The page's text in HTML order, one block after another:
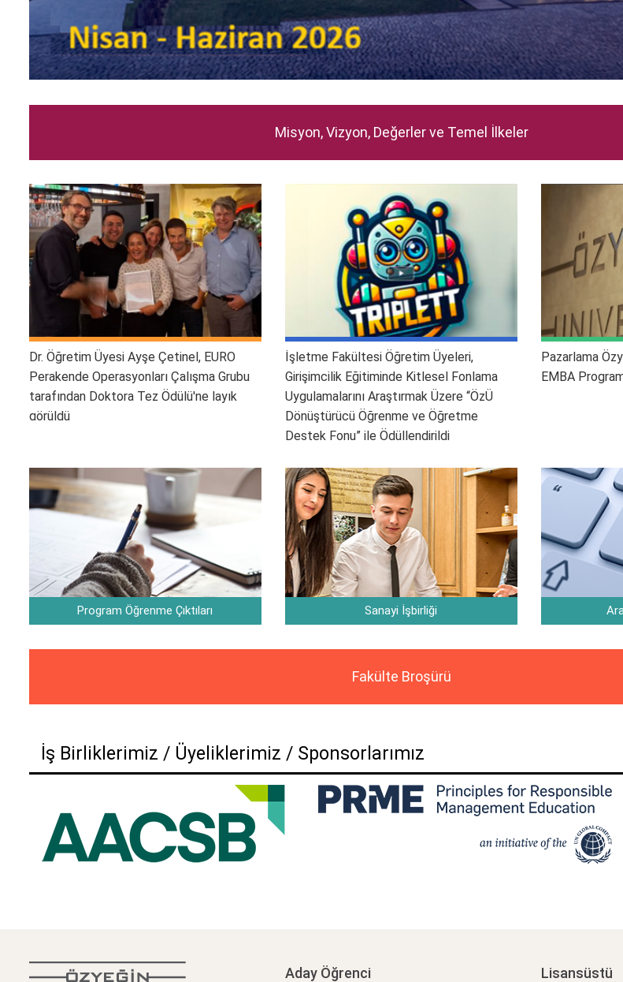
Misyon, Vizyon, Değerler ve Temel İlkeler
Dr. Öğretim Üyesi Ayşe Çetinel, EURO
Perakende Operasyonları Çalışma Grubu
tarafından Doktora Tez Ödülü'ne layık
görüldü
İşletme Fakültesi Öğretim Üyeleri,
Girişimcilik Eğitiminde Kitlesel Fonlama
Uygulamalarını Araştırmak Üzere “ÖzÜ
Dönüştürücü Öğrenme ve Öğretme
Destek Fonu” ile Ödüllendirildi
Pazarlama
EMBA
Program Öğrenme Çıktıları Sanayi İşbirliği
Fakülte Broşürü
İş Birliklerimiz / Üyeliklerimiz / Sponsorlarımız
Aday Öğrenci Lisansüstü